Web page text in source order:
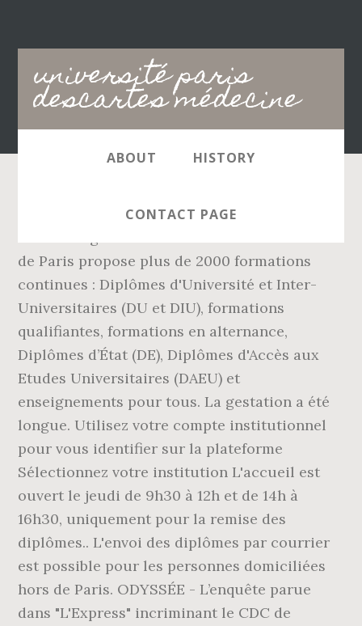
université paris
descartes médecine
Main
navigation
ABOUT HISTORY
CONTACT PAGE
Migration du site du Département de
de Paris propose plus de 2000 formations
continues : Diplômes d'Université et Inter-
Universitaires (DU et DIU), formations
qualifiantes, formations en alternance,
Diplômes d’État (DE), Diplômes d'Accès aux
Etudes Universitaires (DAEU) et
enseignements pour tous. La gestation a été
longue. Utilisez votre compte institutionnel
pour vous identifier sur la plateforme
Sélectionnez votre institution L'accueil est
ouvert le jeudi de 9h30 à 12h et de 14h à
16h30, uniquement pour la remise des
diplômes.. L'envoi des diplômes par courrier
est possible pour les personnes domiciliées
hors de Paris. ODYSSÉE - L’enquête parue
dans "L'Express" incriminant le CDC de